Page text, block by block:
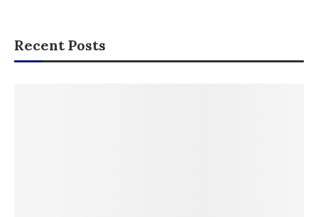
Recent Posts